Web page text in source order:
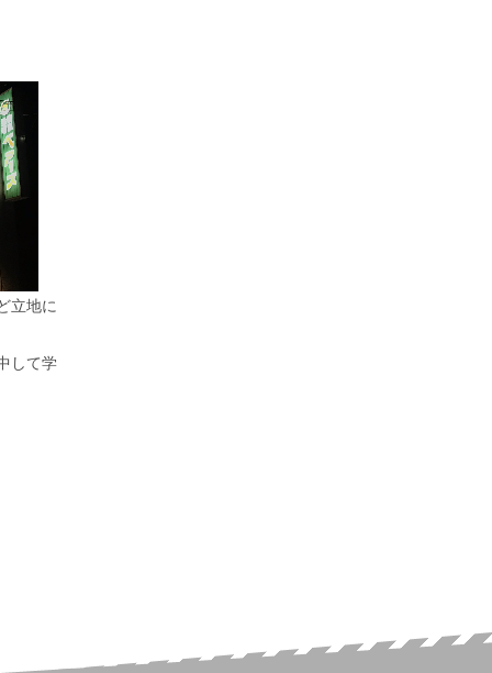
立地に
して学